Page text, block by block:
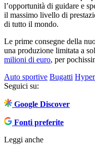
l’opportunità di guidare e
il massimo livello di
di tutto il mondo.
Le prime consegne della
una produzione limitata a
milioni di euro, per
Auto sportive Bugatti
Seguici su:
Google Discover
Fonti preferite
Leggi anche